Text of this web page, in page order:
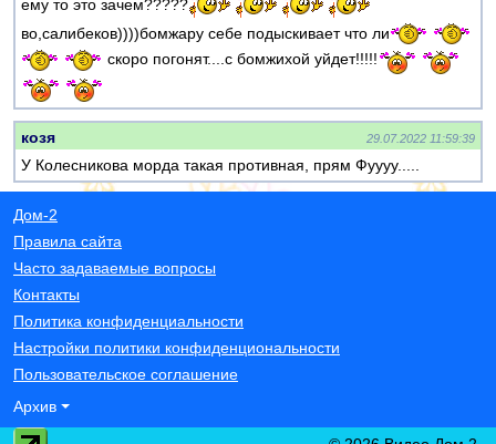
ему то это зачем?????
во,салибеков))))бомжару себе подыскивает что ли
скоро погонят....с бомжихой уйдет!!!!!
козя 29.07.2022 11:59:39
У Колесникова морда такая противная, прям Фуууу.....
Дом-2
Правила сайта
Часто задаваемые вопросы
Контакты
Политика конфиденциальности
Настройки политики конфиденциональности
Пользовательское соглашение
Архив